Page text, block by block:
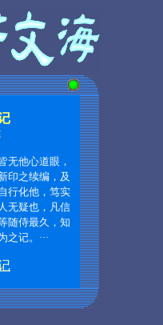
无他心道眼，
印之续编，及
行化他，笃实
无疑也，凡信
随侍最久，知
之记。 ···